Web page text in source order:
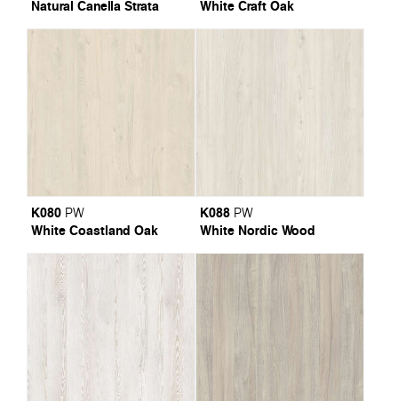
Natural Canella Strata White Craft Oak
K080 PW
White Coastland Oak
K088 PW
White Nordic Wood